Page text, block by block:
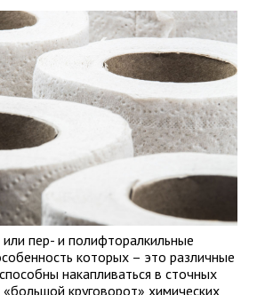
пер- и полифторалкильные
которых – это различные
накапливаться в сточных
круговорот» химических